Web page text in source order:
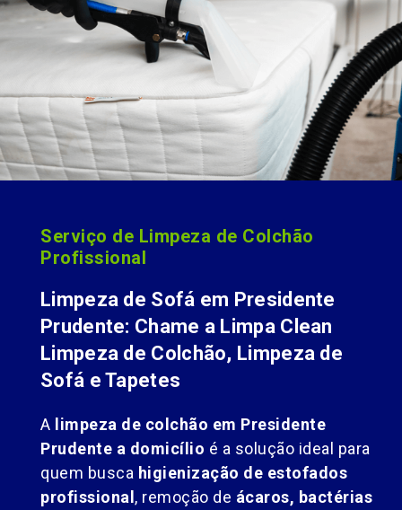
Serviço de Limpeza de Colchão
Profissional
Limpeza de Sofá em Presidente
Prudente: Chame a Limpa Clean
Limpeza de Colchão, Limpeza de
Sofá e Tapetes
A limpeza de colchão em Presidente
Prudente a domicílio é a solução ideal para
quem busca higienização de estofados
profissional, remoção de ácaros, bactérias